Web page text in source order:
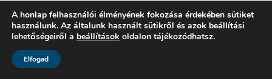
KérjükBejelentkezéshozzászóláshoz
A honlap felhasználói élményének fokozása érdekében sütiket
használunk. Az általunk használt sütikről és azok beállítási
lehetőségeiről a beállítások oldalon tájékozódhatsz.
Elfogad